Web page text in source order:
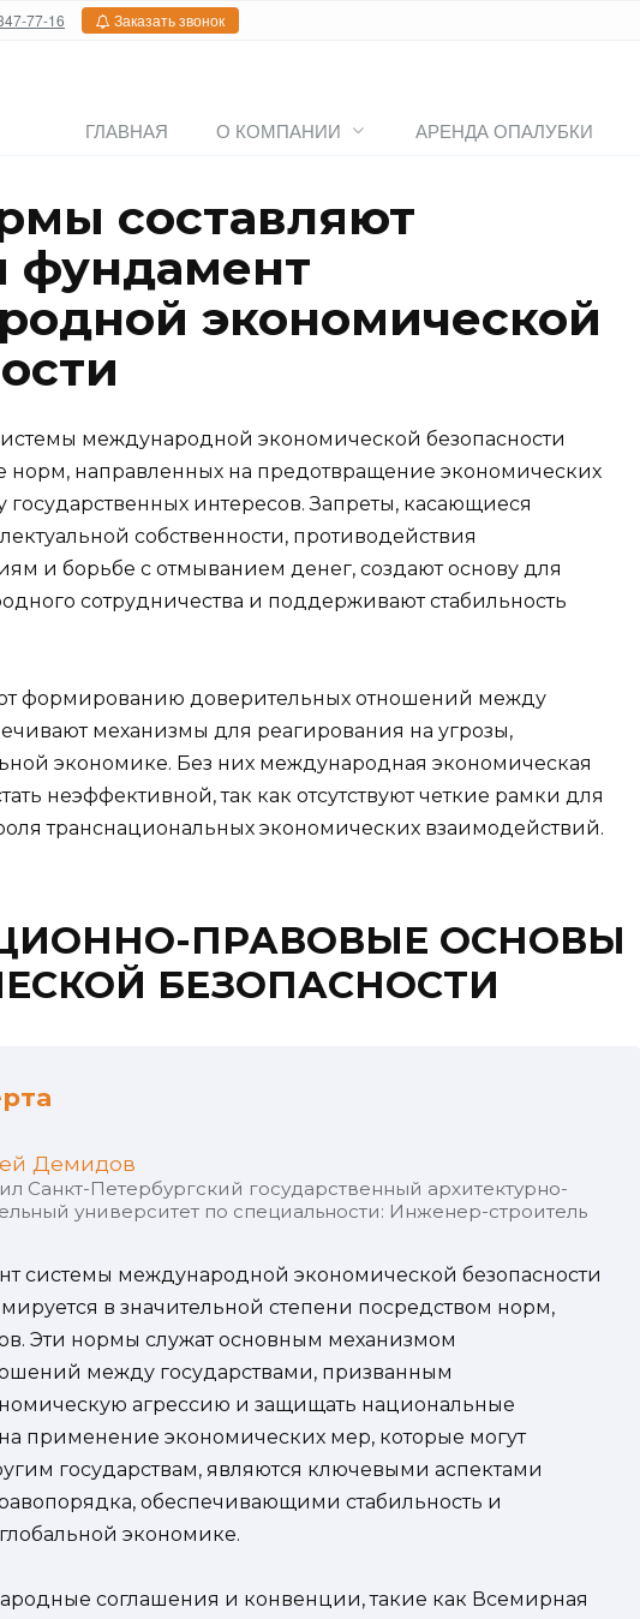
77-16 Заказать звонок
ГЛАВНАЯ О КОМПАНИИ АРЕНДА ОПАЛУБКИ
составляют
фундамент
экономической
международной экономической безопасности
норм, направленных на предотвращение экономических
государственных интересов. Запреты, касающиеся
собственности, противодействия
и борьбе с отмыванием денег, создают основу для
сотрудничества и поддерживают стабильность
формированию доверительных отношений между
механизмы для реагирования на угрозы,
экономике. Без них международная экономическая
неэффективной, так как отсутствуют четкие рамки для
транснациональных экономических взаимодействий.
ПРАВОВЫЕ ОСНОВЫ
БЕЗОПАСНОСТИ
Демидов
Санкт-Петербургский государственный архитектурно-
университет по специальности: Инженер-строитель
системы международной экономической безопасности
в значительной степени посредством норм,
Эти нормы служат основным механизмом
между государствами, призванным
агрессию и защищать национальные
применение экономических мер, которые могут
государствам, являются ключевыми аспектами
обеспечивающими стабильность и
экономике.
соглашения и конвенции, такие как Всемирная